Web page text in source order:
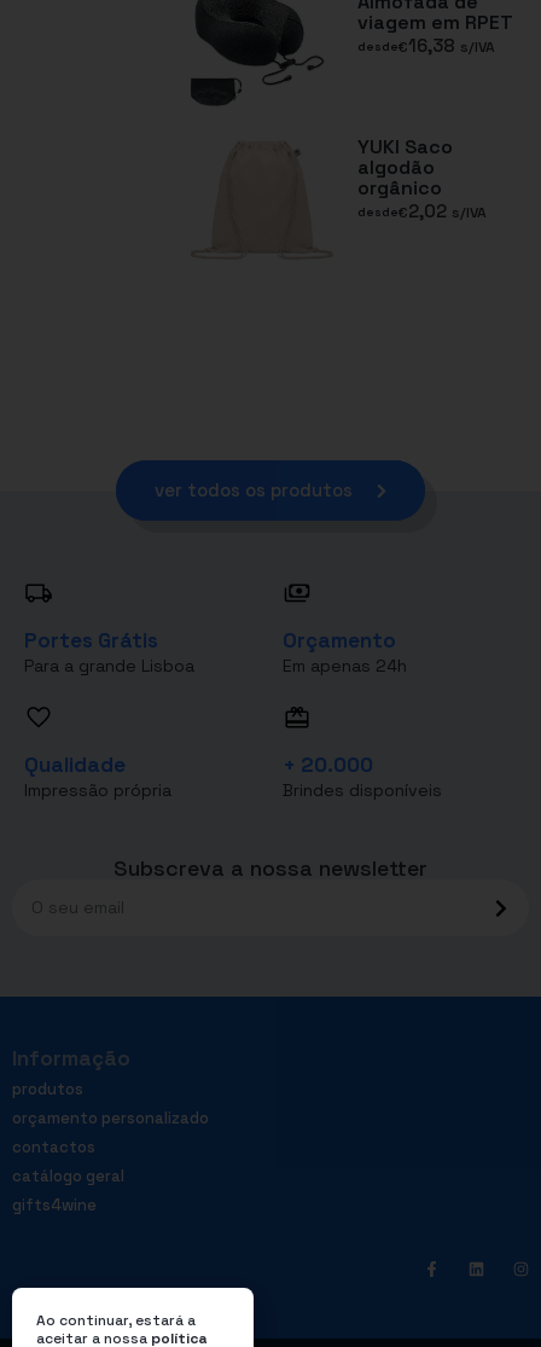
viagem em RPET
desde€16,38 s/IVA
YUKI Saco
algodão
orgânico
desde€2,02 s/IVA
ver todos os produtos
Portes Grátis
Para a grande Lisboa
Orçamento
Em apenas 24h
Qualidade
Impressão própria
+ 20.000
Brindes disponíveis
Subscreva a nossa newsletter
Informação
produtos
orçamento personalizado
contactos
catálogo geral
gifts4wine
Ao continuar, estará a
aceitar a nossa política